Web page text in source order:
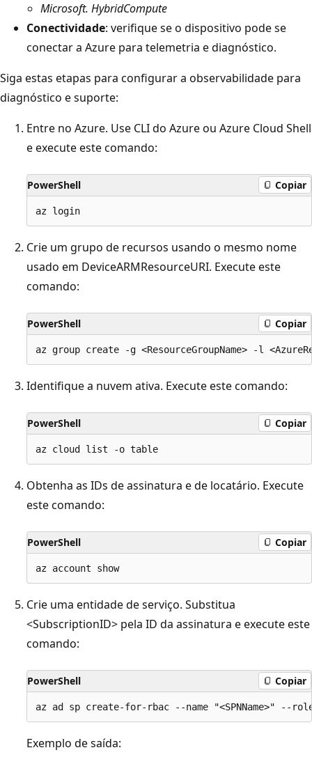
Microsoft. HybridCompute
Conectividade: verifique se o dispositivo pode se
conectar a Azure para telemetria e diagnóstico.
Siga estas etapas para configurar a observabilidade para
diagnóstico e suporte:
Entre no Azure. Use CLI do Azure ou Azure Cloud Shell
e execute este comando:
PowerShell Copiar
Crie um grupo de recursos usando o mesmo nome
usado em DeviceARMResourceURI. Execute este
comando:
PowerShell Copiar
Identifique a nuvem ativa. Execute este comando:
PowerShell Copiar
Obtenha as IDs de assinatura e de locatário. Execute
este comando:
PowerShell Copiar
Crie uma entidade de serviço. Substitua
<SubscriptionID> pela ID da assinatura e execute este
comando:
PowerShell Copiar
Exemplo de saída: